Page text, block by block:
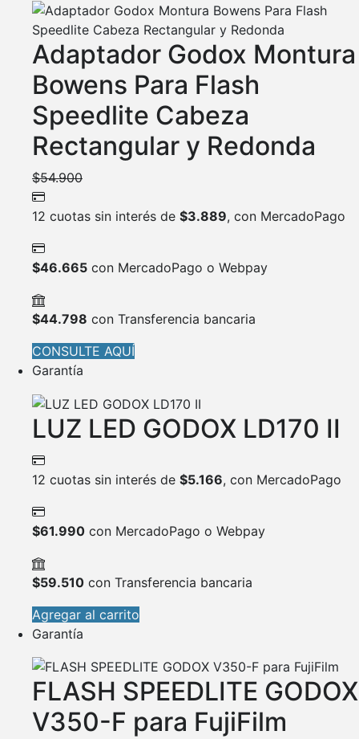
Adaptador Godox Montura
Bowens Para Flash
Speedlite Cabeza
Rectangular y Redonda
$54.900
12 cuotas sin interés de $3.889, con MercadoPago
$46.665 con MercadoPago o Webpay
$44.798 con Transferencia bancaria
CONSULTE AQUÍ
Garantía
LUZ LED GODOX LD170 II
12 cuotas sin interés de $5.166, con MercadoPago
$61.990 con MercadoPago o Webpay
$59.510 con Transferencia bancaria
Agregar al carrito
Garantía
FLASH SPEEDLITE GODOX
V350-F para FujiFilm